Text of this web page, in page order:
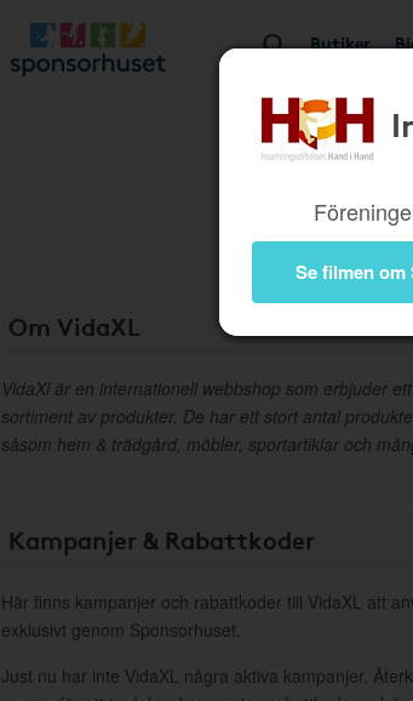
Butiker
Se filmen
Om VidaXL
VidaXl är en internationell webbshop som erbjuder
sortiment av produkter. De har ett stort antal
såsom hem & trädgård, möbler, sportartiklar och
Kampanjer & Rabattkoder
Här finns kampanjer och rabattkoder till VidaXL att
exklusivt genom Sponsorhuset.
Just nu har inte VidaXL några aktiva kampanjer.